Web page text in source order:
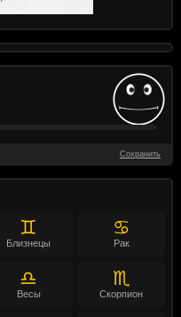
Сохранить
♊
Близнецы
♋
Рак
♎
Весы
♏
Скорпион